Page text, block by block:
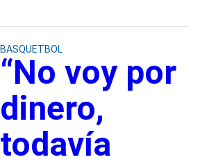
BASQUETBOL
“No voy por
dinero,
todavía